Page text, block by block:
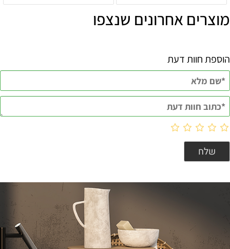
מוצרים אחרונים שנצפו
הוספת חוות דעת